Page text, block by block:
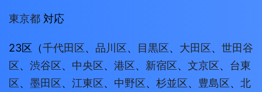
東京都 対応
23区（千代田区、 品川区、 目黒区、 大田区、 世田谷
区、 渋谷区、 中央区、 港区、 新宿区、 文京区、 台東
区、 墨田区、 江東区、 中野区、 杉並区、 豊島区、 北